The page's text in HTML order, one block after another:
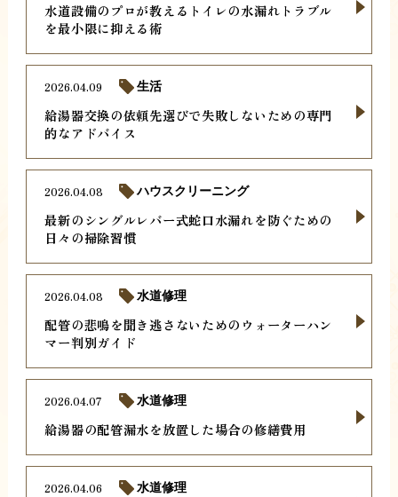
水道設備のプロが教えるトイレの水漏れトラブル
を最小限に抑える術
給湯器交換の依頼先選びで失敗しないための専門
的なアドバイス
2026.04.09 生活
最新のシングルレバー式蛇口水漏れを防ぐための
日々の掃除習慣
2026.04.08 ハウスクリーニング
配管の悲鳴を聞き逃さないためのウォーターハン
マー判別ガイド
2026.04.08 水道修理
給湯器の配管漏水を放置した場合の修繕費用
2026.04.07 水道修理
2026.04.06 水道修理